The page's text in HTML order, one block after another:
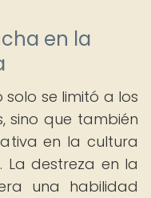
en la
solo se limitó a los
sino que también
en la cultura
destreza en la
una habilidad